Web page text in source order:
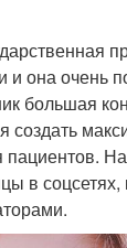
и она очень
большая
создать
в